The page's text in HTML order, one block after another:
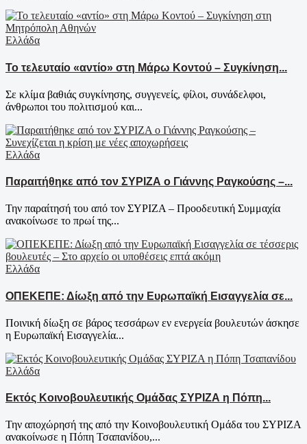
Ελλάδα
Το τελευταίο «αντίο» στη Μάρω Κοντού – Συγκίνηση...
Σε κλίμα βαθιάς συγκίνησης, συγγενείς, φίλοι, συνάδελφοι,
άνθρωποι του πολιτισμού και...
Ελλάδα
Παραιτήθηκε από τον ΣΥΡΙΖΑ ο Γιάννης Ραγκούσης –...
Την παραίτησή του από τον ΣΥΡΙΖΑ – Προοδευτική Συμμαχία
ανακοίνωσε το πρωί της...
Ελλάδα
ΟΠΕΚΕΠΕ: Δίωξη από την Ευρωπαϊκή Εισαγγελία σε...
Ποινική δίωξη σε βάρος τεσσάρων εν ενεργεία βουλευτών άσκησε
η Ευρωπαϊκή Εισαγγελία...
Ελλάδα
Εκτός Κοινοβουλευτικής Ομάδας ΣΥΡΙΖΑ η Πόπη...
Την αποχώρησή της από την Κοινοβουλευτική Ομάδα του ΣΥΡΙΖΑ
ανακοίνωσε η Πόπη Τσαπανίδου,...